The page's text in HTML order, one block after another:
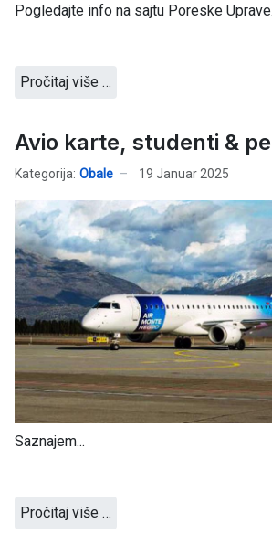
Pogledajte info na sajtu Poreske Uprave.
Pročitaj više …
Avio karte, studenti &
Kategorija: Obale 19 Januar 2025
Saznajem...
Pročitaj više …